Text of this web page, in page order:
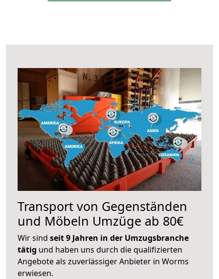
Transport von Gegenständen
und Möbeln Umzüge ab 80€
Wir sind seit 9 Jahren in der Umzugsbranche
tätig und haben uns durch die qualifizierten
Angebote als zuverlässiger Anbieter in Worms
erwiesen.